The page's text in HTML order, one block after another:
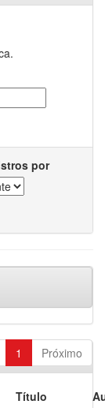
por
1 Próximo
Título